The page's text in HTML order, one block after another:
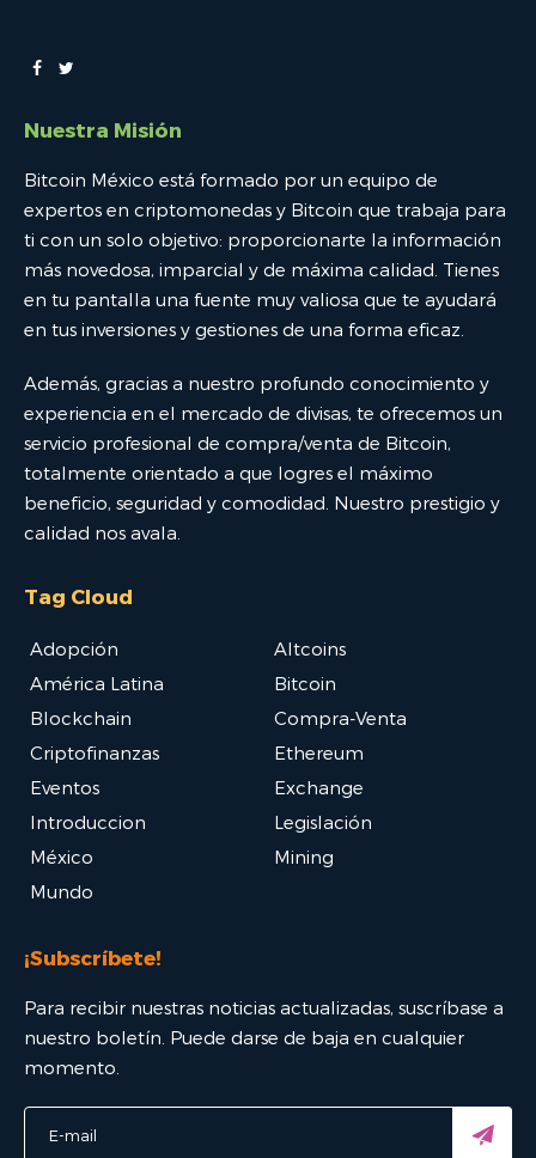
Nuestra Misión
Bitcoin México está formado por un equipo de
expertos en criptomonedas y Bitcoin que trabaja para
ti con un solo objetivo: proporcionarte la información
más novedosa, imparcial y de máxima calidad. Tienes
en tu pantalla una fuente muy valiosa que te ayudará
en tus inversiones y gestiones de una forma eficaz.
Además, gracias a nuestro profundo conocimiento y
experiencia en el mercado de divisas, te ofrecemos un
servicio profesional de compra/venta de Bitcoin,
totalmente orientado a que logres el máximo
beneficio, seguridad y comodidad. Nuestro prestigio y
calidad nos avala.
Tag Cloud
Adopción
Altcoins
América Latina
Bitcoin
Blockchain
Compra-Venta
Criptofinanzas
Ethereum
Eventos
Exchange
Introduccion
Legislación
México
Mining
Mundo
¡Subscríbete!
Para recibir nuestras noticias actualizadas, suscríbase a
nuestro boletín. Puede darse de baja en cualquier
momento.